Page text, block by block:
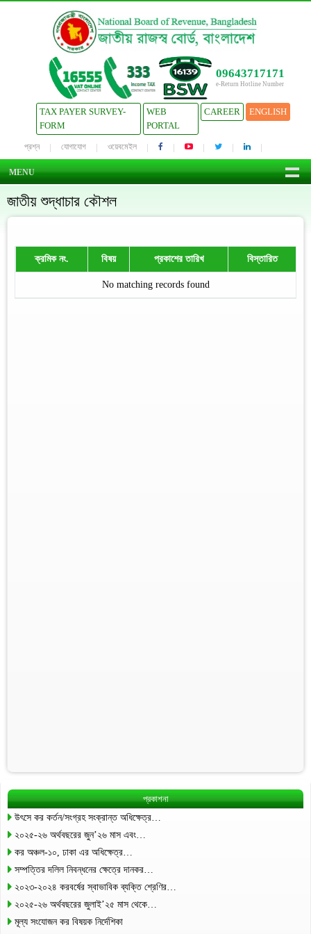
09643717171
e-Return Hotline Number
TAX PAYER SURVEY-
FORM
WEB
PORTAL
CAREER ENGLISH
প্রশ্ন যোগাযোগ ওয়েবমেইল
MENU
জাতীয় শুদ্ধাচার কৌশল
ক্রমিক নং. বিষয় প্রকাশের তারিখ বিস্তারিত
No matching records found
প্রকাশনা
উৎসে কর কর্তন/সংগ্রহ সংক্রান্ত অধিক্ষেত্র…
২০২৫-২৬ অর্থবছরের জুন’২৬ মাস এবং…
কর অঞ্চল-১০, ঢাকা এর অধিক্ষেত্র…
সম্পত্তির দলিল নিবন্ধনের ক্ষেত্রে দানকর…
২০২৩-২০২৪ করবর্ষের স্বাভাবিক ব্যক্তি শ্রেণির…
২০২৫-২৬ অর্থবছরের জুলাই’২৫ মাস থেকে…
মূল্য সংযোজন কর বিষয়ক নির্দেশিকা